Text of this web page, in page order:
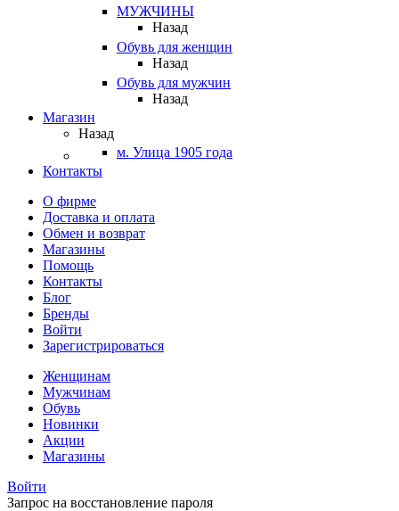
МУЖЧИНЫ
Назад
Обувь для женщин
Назад
Обувь для мужчин
Назад
Магазин
Назад
м. Улица 1905 года
Контакты
О фирме
Доставка и оплата
Обмен и возврат
Магазины
Помощь
Контакты
Блог
Бренды
Войти
Зарегистрироваться
Женщинам
Мужчинам
Обувь
Новинки
Акции
Магазины
Войти
Запрос на восстановление пароля